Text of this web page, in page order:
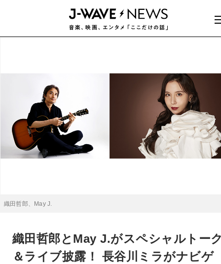
織田哲郎、May J.
織田哲郎とMay J.がスペシャルトー
＆ライブ披露！ 長谷川ミラがナビゲ